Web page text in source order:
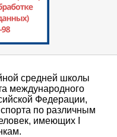
средней школы
международного
Федерации,
по различным
имеющих I